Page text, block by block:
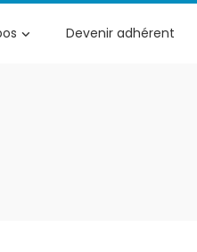
Devenir adhérent